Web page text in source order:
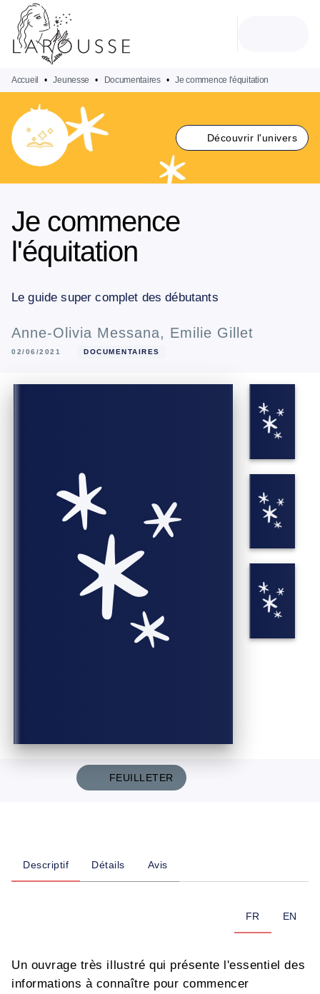
MENU
PIED DE PAGE
Accueil • Jeunesse • Documentaires • Je commence l'équitation
Découvrir l'univers
Je commence
l'équitation
Le guide super complet des débutants
Anne-Olivia Messana, Emilie Gillet
02/06/2021 DOCUMENTAIRES
FEUILLETER
Descriptif Détails Avis
FR EN
Un ouvrage très illustré qui présente l'essentiel des
informations à connaître pour commencer